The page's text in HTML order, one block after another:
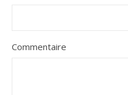
Commentaire